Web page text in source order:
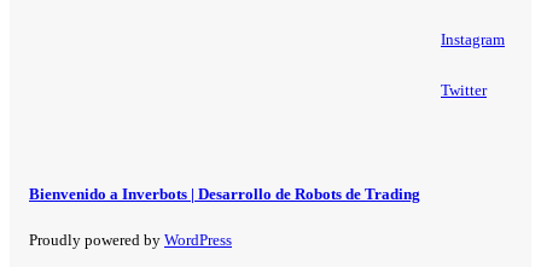
Instagram
Twitter
Bienvenido a Inverbots | Desarrollo de Robots de Trading
Proudly powered by WordPress